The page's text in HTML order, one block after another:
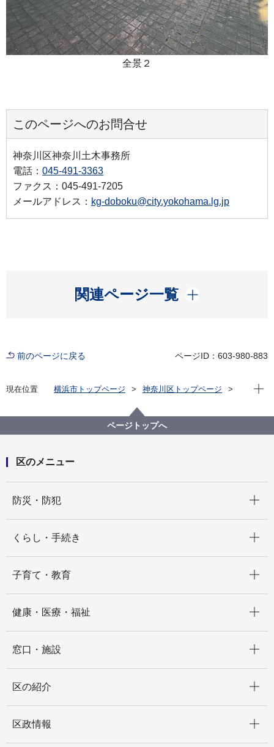
全景２
このページへのお問合せ
神奈川区神奈川土木事務所
電話： 045-491-3363
ファクス：045-491-7205
メールアドレス： kg-doboku@city.yokohama.lg.jp
関連ページ一覧
開く
前のページに戻る ページID：603-980-883
現在位置 横浜市トップページ
神奈川区トップページ
三ツ沢上町ひろば公園（みつざわかみちょうひろばこ
うえん）
現在
ページトップへ
区のメニュー
防災・防犯
くらし・手続き
子育て・教育
健康・医療・福祉
窓口・施設
区の紹介
区政情報